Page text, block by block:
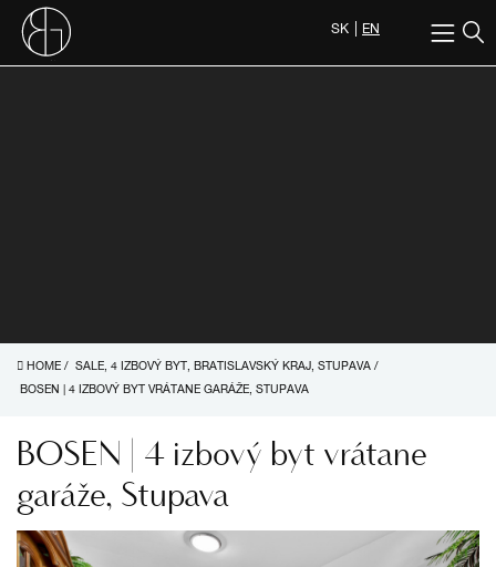
SK EN
HOME / SALE, 4 IZBOVÝ BYT, BRATISLAVSKÝ KRAJ, STUPAVA /
BOSEN | 4 IZBOVÝ BYT VRÁTANE GARÁŽE, STUPAVA
BOSEN | 4 izbový byt vrátane
garáže, Stupava